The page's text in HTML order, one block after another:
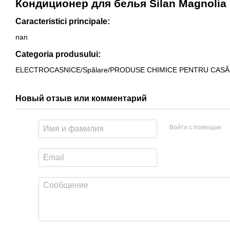
Кондиционер для белья Silan Magnolia
Caracteristici principale:
nan
Categoria produsului:
ELECTROCASNICE/Spălare/PRODUSE CHIMICE PENTRU CASĂ
Новый отзыв или комментарий
Войти с помощью